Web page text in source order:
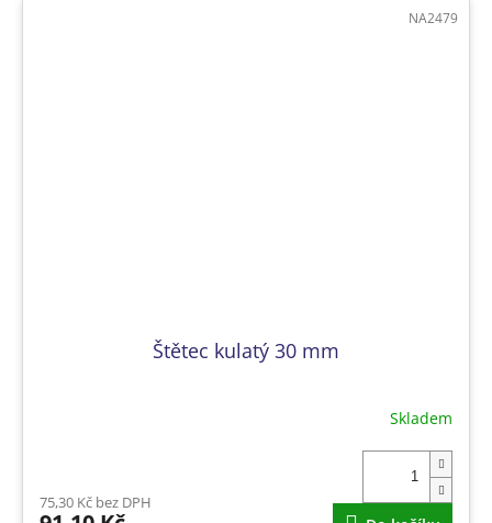
Štětec kulatý 30 mm
Skladem
75,30 Kč bez DPH
NA2479